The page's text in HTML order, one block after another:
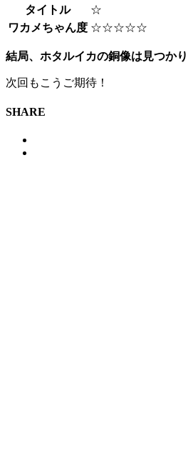
タイトル
☆
ワカメちゃん度 ☆☆☆☆☆
結局、ホタルイカの銅像は見つかり
次回もこうご期待！
SHARE